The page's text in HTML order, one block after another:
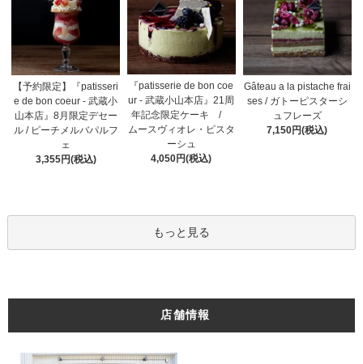
【予約限定】『patisseri
e de bon coeur - 武蔵小
山本店』8月限定デセー
ル / ピーチメルバパルフ
ェ
3,355円(税込)
『patisserie de bon coe
ur - 武蔵小山本店』21周
年記念限定ケーキ /
ムースヴィオレ・ピスタ
ーシュ
4,050円(税込)
Gâteau a la pistache frai
ses / ガトーピスターシ
ュフレーズ
7,150円(税込)
もっと見る
店舗情報